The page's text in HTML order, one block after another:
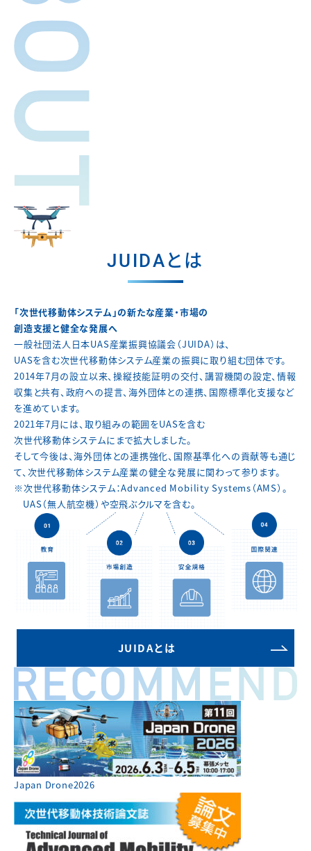
JUIDAとは
「次世代移動体システム」の新たな産業・市場の
創造支援と健全な発展へ
一般社団法人日本UAS産業振興協議会（JUIDA）は、
UASを含む次世代移動体システム産業の振興に取り組む団体です。
2014年7月の設立以来、操縦技能証明の交付、講習機関の設定、情報
収集と共有、政府への提言、海外団体との連携、 国際標準化支援など
を進めています。
2021年7月には、取り組みの範囲をUASを含む
次世代移動体システムにまで拡大しました。
そして今後は、海外団体との連携強化、国際基準化への貢献等も通じ
て、 次世代移動体システム産業の健全な発展に関わって参ります。
※次世代移動体システム：Advanced Mobility Systems（AMS）。
UAS（無人航空機）や空飛ぶクルマを含む。
JUIDAとは
Japan Drone2026